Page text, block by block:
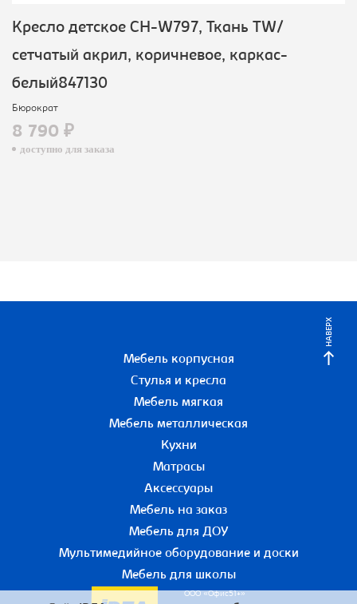
Кресло детское CH-W797, Ткань TW/
сетчатый акрил, коричневое, каркас-
белый847130
Бюрократ
8 790 ₽
доступно для заказа
НАВЕРХ
Мебель корпусная
Стулья и кресла
Мебель мягкая
Мебель металлическая
Кухни
Матрасы
Аксессуары
Мебель на заказ
Мебель для ДОУ
Мультимедийное оборудование и доски
Мебель для школы
ООО «Офис51+»